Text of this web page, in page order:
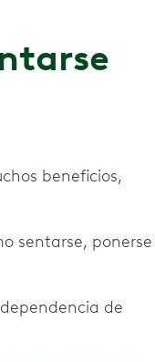
beneficios,
sentarse, ponerse
de